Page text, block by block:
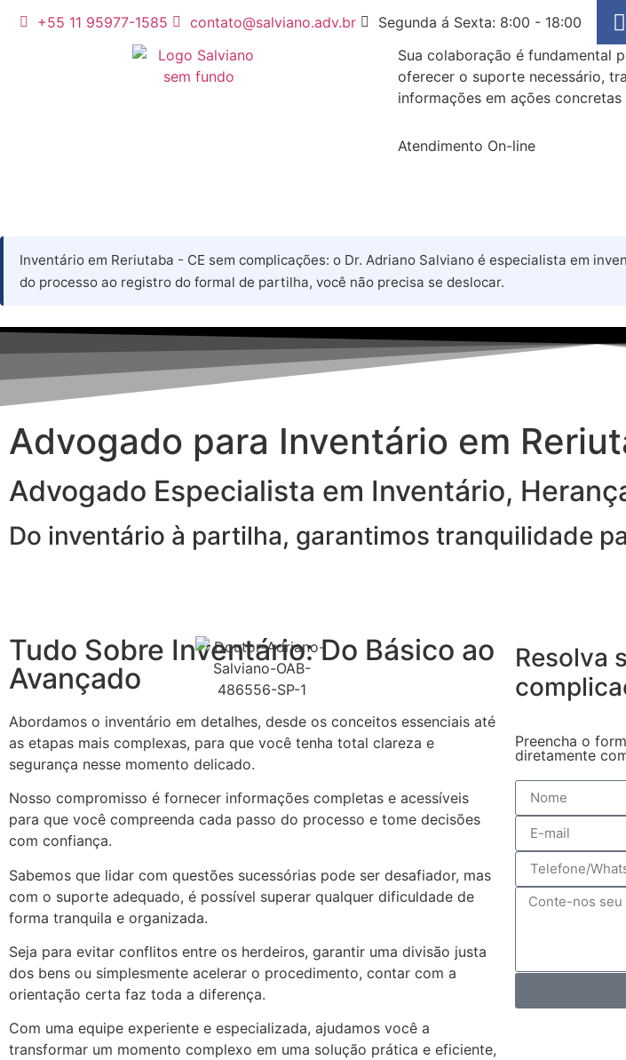
+55 11 95977-1585 contato@salviano.adv.br
Segunda á Sexta: 8:00 - 18:00
Sua colaboração é fundamental
oferecer o suporte necessário,
informações em ações
Atendimento On-line
Inventário em Reriutaba - CE sem complicações: o Dr. Adriano Salviano é especialista em
do processo ao registro do formal de partilha, você não precisa se deslocar.
Advogado para Inventário em
Advogado Especialista em Inventário,
Do inventário à partilha, garantimos tranquilidade
Tudo Sobre Inventário: Do Básico ao
Avançado
Abordamos o inventário em detalhes, desde os conceitos essenciais até
as etapas mais complexas, para que você tenha total clareza e
segurança nesse momento delicado.
Nosso compromisso é fornecer informações completas e acessíveis
para que você compreenda cada passo do processo e tome decisões
com confiança.
Sabemos que lidar com questões sucessórias pode ser desafiador, mas
com o suporte adequado, é possível superar qualquer dificuldade de
forma tranquila e organizada.
Seja para evitar conflitos entre os herdeiros, garantir uma divisão justa
dos bens ou simplesmente acelerar o procedimento, contar com a
orientação certa faz toda a diferença.
Com uma equipe experiente e especializada, ajudamos você a
transformar um momento complexo em uma solução prática e eficiente,
Resolva
Preencha o
diretamente